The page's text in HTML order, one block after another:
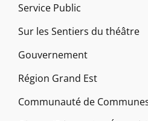
Service Public
Sur les Sentiers du théâtre
Gouvernement
Région Grand Est
Communauté de